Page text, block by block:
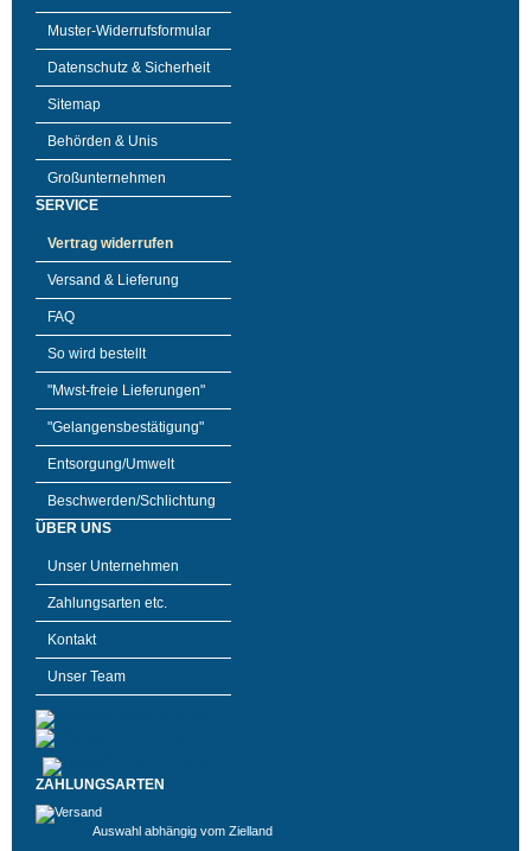
Muster-Widerrufsformular
Datenschutz & Sicherheit
Sitemap
Behörden & Unis
Großunternehmen
SERVICE
Vertrag widerrufen
Versand & Lieferung
FAQ
So wird bestellt
"Mwst-freie Lieferungen"
"Gelangensbestätigung"
Entsorgung/Umwelt
Beschwerden/Schlichtung
ÜBER UNS
Unser Unternehmen
Zahlungsarten etc.
Kontakt
Unser Team
ZAHLUNGSARTEN
Auswahl abhängig vom Zielland